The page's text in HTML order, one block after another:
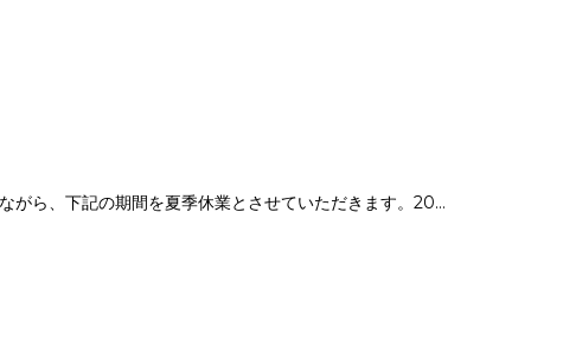
皆さんこんにちは。センター長の松木です。誠に勝手ながら、下記の期間を夏季休業とさせていただきます。2022年8月11日（木）～20...